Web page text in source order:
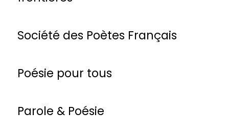
Société des Poètes Français
Poésie pour tous
Parole & Poésie